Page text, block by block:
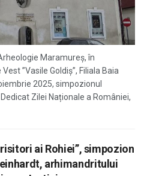
Maramureș, în
”Vasile Goldiș”, Filiala Baia
2025, simpozionul
Zilei Naționale a României,
ai Rohiei”, simpozion
arhimandritului